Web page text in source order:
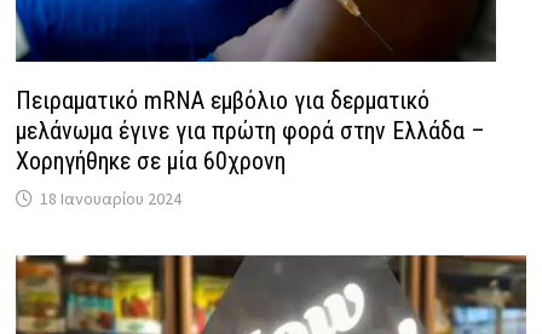
Πειραματικό mRNA εμβόλιο για δερματικό
μελάνωμα έγινε για πρώτη φορά στην Ελλάδα –
Χορηγήθηκε σε μία 60χρονη
18 Ιανουαρίου 2024